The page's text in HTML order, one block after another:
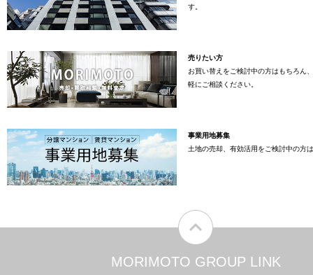
す。
売りたい方
お買い替えをご検討中の方はもちろん
軽にご相談ください。
事業用地募集
土地の売却、有効活用をご検討中の方
MORIMOTO GROUP LINK